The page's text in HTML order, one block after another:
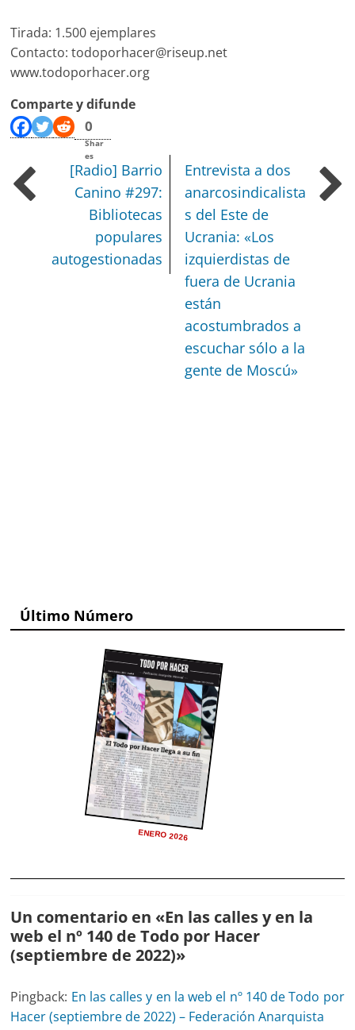
Tirada: 1.500 ejemplares
Contacto: todoporhacer@riseup.net
www.todoporhacer.org
Comparte y difunde
0
Shar
es
[Radio] Barrio
Canino #297:
Bibliotecas
populares
autogestionadas
Entrevista a dos
anarcosindicalista
s del Este de
Ucrania:«Los
izquierdistas de
fuera de Ucrania
están
acostumbrados a
escuchar sólo a la
gente de Moscú»
Último Número
ENERO 2026
Un comentario en «En las calles y en la
web el nº 140 de Todo por Hacer
(septiembre de 2022)»
Pingback: En las calles y en la web el nº 140 de Todo por
Hacer (septiembre de 2022) – Federación Anarquista